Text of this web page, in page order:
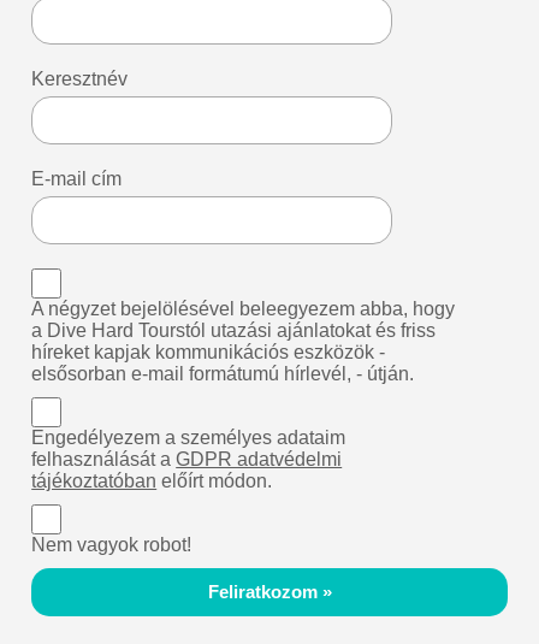
Keresztnév
E-mail cím
A négyzet bejelölésével beleegyezem abba, hogy
a Dive Hard Tourstól utazási ajánlatokat és friss
híreket kapjak kommunikációs eszközök -
elsősorban e-mail formátumú hírlevél, - útján.
Engedélyezem a személyes adataim
felhasználását aGDPR adatvédelmi
tájékoztatóban előírt módon.
Nem vagyok robot!
Feliratkozom »